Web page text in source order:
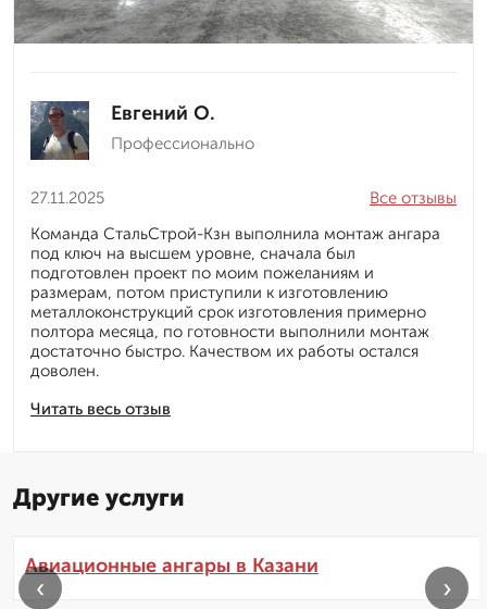
Евгений О.
Профессионально
27.11.2025
Читать весь отзыв
Все отзывы
Команда СтальСтрой-Кзн выполнила монтаж ангара
под ключ на высшем уровне, сначала был
подготовлен проект по моим пожеланиям и
размерам, потом приступили к изготовлению
металлоконструкций срок изготовления примерно
полтора месяца, по готовности выполнили монтаж
достаточно быстро. Качеством их работы остался
доволен.
Другие услуги
Авиационные ангары в Казани
‹ ›